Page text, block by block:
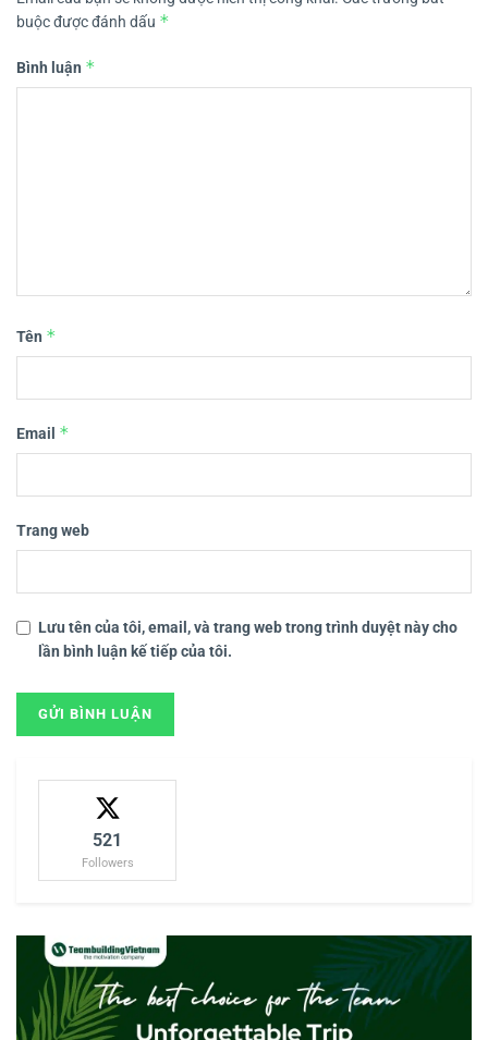
buộc được đánh dấu *
Bình luận *
Tên *
Email *
Trang web
Lưu tên của tôi, email, và trang web trong trình duyệt này cho
lần bình luận kế tiếp của tôi.
521
Followers